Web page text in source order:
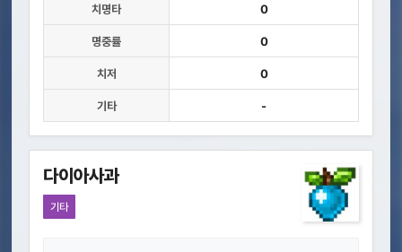
치명타 0
명중률 0
치저 0
기타 -
다이아사과
기타